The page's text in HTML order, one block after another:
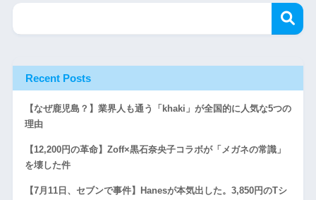
Recent Posts
【なぜ鹿児島？】業界人も通う「khaki」が全国的に人気な5つの
理由
【12,200円の革命】Zoff×黒石奈央子コラボが「メガネの常識」
を壊した件
【7月11日、セブンで事件】Hanesが本気出した。3,850円のTシ